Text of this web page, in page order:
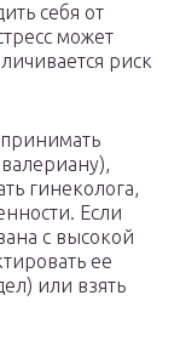
себя от
может
риск
гинеколога,
Если
с высокой
ее
или взять